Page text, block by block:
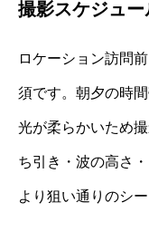
撮影スケジュ
ロケーション訪問
須です。朝夕の時
光が柔らかいため
ち引き・波の高さ
より狙い通りのシ